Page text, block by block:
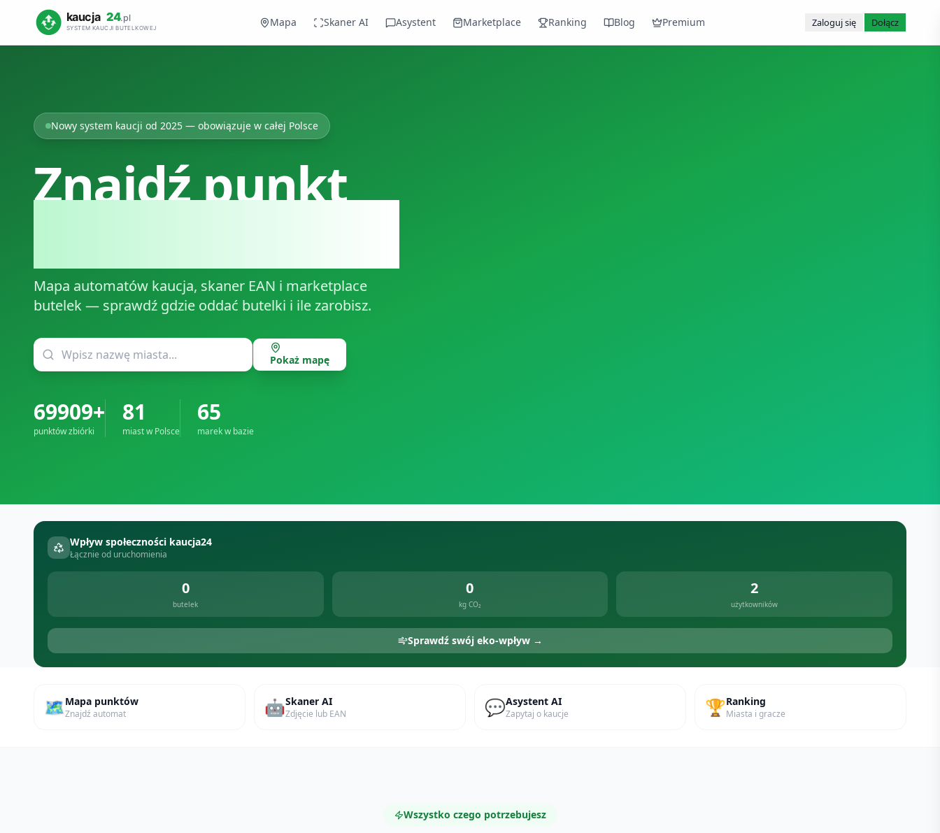
Mapa Skaner AI Asystent Marketplace Ranking Blog Premium Zaloguj się Dołącz
Nowy system kaucji od 2025 — obowiązuje w całej Polsce
Znajdź punkt
Mapa automatów kaucja, skaner EAN i marketplace
butelek — sprawdź gdzie oddać butelki i ile zarobisz.
Pokaż mapę
69909+
punktów zbiórki
81
miast w Polsce
65
marek w bazie
Wpływ społeczności kaucja24
Łącznie od uruchomienia
0
butelek
0
kg CO₂
2
użytkowników
Sprawdź swój eko-wpływ →
🗺️Mapa punktów
Znajdź automat 🤖Skaner AI
Zdjęcie lub EAN 💬Asystent AI
Zapytaj o kaucje 🏆Ranking
Miasta i gracze
Wszystko czego potrzebujesz